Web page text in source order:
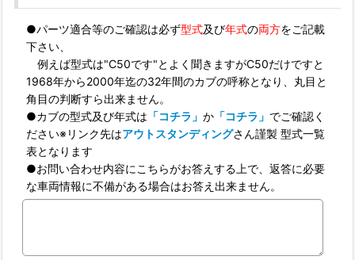
●パーツ適合等のご確認は必ず型式及び年式の両方をご記載
下さい、
例えば型式は"C50です"とよく聞きますがC50だけですと
1968年から2000年迄の32年間のカブの呼称となり、丸目と
角目の判断すら出来ません。
●カブの型式及び年式は 「コチラ」 か 「コチラ」 でご確認く
ださい※リンク先はアウトスタンディングさん謹製 型式一覧
表となります
●お問い合わせ内容にこちらがお答えする上で、返答に必要
な車両情報に不備がある場合はお答え出来ません。